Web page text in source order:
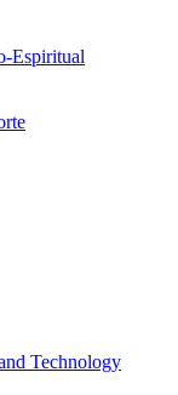
Espiritual
Technology